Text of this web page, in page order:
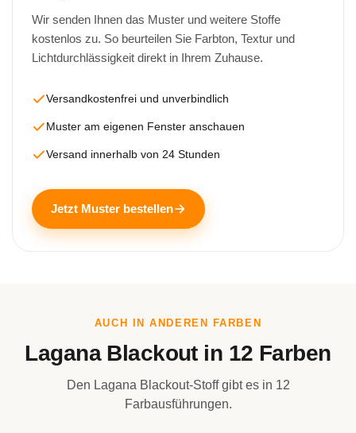
Wir senden Ihnen das Muster und weitere Stoffe
kostenlos zu. So beurteilen Sie Farbton, Textur und
Lichtdurchlässigkeit direkt in Ihrem Zuhause.
Versandkostenfrei und unverbindlich
Muster am eigenen Fenster anschauen
Versand innerhalb von 24 Stunden
Jetzt Muster bestellen
AUCH IN ANDEREN FARBEN
Lagana Blackout in 12 Farben
Den Lagana Blackout-Stoff gibt es in 12
Farbausführungen.